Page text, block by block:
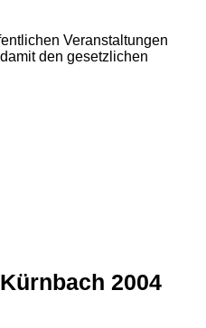
Veranstaltungen
den gesetzlichen
2004